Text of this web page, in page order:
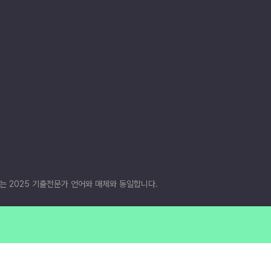
2025 기출전문가 언어와 매체와 동일합니다.